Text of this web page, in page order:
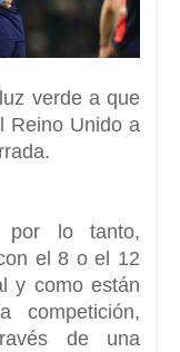
verdea que
Reino Unidoa
por lo tanto,
el 8 o el 12
y como están
competición,
de una